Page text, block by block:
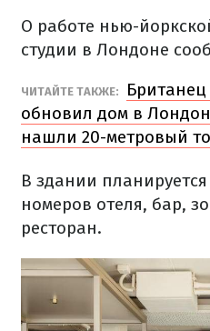
О работе нью-
студии в Лондоне
ЧИТАЙТЕ ТАКЖЕ:
обновил дом в
нашли 20-метровый
В здании планируется
номеров отеля, бар,
ресторан.